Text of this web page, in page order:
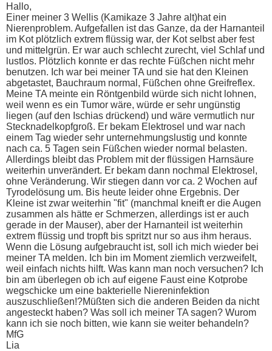
Hallo,
Einer meiner 3 Wellis (Kamikaze 3 Jahre alt)hat ein
Nierenproblem. Aufgefallen ist das Ganze, da der Harnanteil
im Kot plötzlich extrem flüssig war, der Kot selbst aber fest
und mittelgrün. Er war auch schlecht zurecht, viel Schlaf und
lustlos. Plötzlich konnte er das rechte Füßchen nicht mehr
benutzen. Ich war bei meiner TA und sie hat den Kleinen
abgetastet, Bauchraum normal, Füßchen ohne Greifreflex.
Meine TA meinte ein Röntgenbild würde sich nicht lohnen,
weil wenn es ein Tumor wäre, würde er sehr ungünstig
liegen (auf den Ischias drückend) und wäre vermutlich nur
Stecknadelkopfgroß. Er bekam Elektrosel und war nach
einem Tag wieder sehr unternehmungslustig und konnte
nach ca. 5 Tagen sein Füßchen wieder normal belasten.
Allerdings bleibt das Problem mit der flüssigen Harnsäure
weiterhin unverändert. Er bekam dann nochmal Elektrosel,
ohne Veränderung. Wir stiegen dann vor ca. 2 Wochen auf
Tyrodelösung um. Bis heute leider ohne Ergebnis. Der
Kleine ist zwar weiterhin "fit" (manchmal kneift er die Augen
zusammen als hätte er Schmerzen, allerdings ist er auch
gerade in der Mauser), aber der Harnanteil ist weiterhin
extrem flüssig und tropft bis spritzt nur so aus ihm heraus.
Wenn die Lösung aufgebraucht ist, soll ich mich wieder bei
meiner TA melden. Ich bin im Moment ziemlich verzweifelt,
weil einfach nichts hilft. Was kann man noch versuchen? Ich
bin am überlegen ob ich auf eigene Faust eine Kotprobe
wegschicke um eine bakterielle Niereninfektion
auszuschließen!?Müßten sich die anderen Beiden da nicht
angesteckt haben? Was soll ich meiner TA sagen? Wurom
kann ich sie noch bitten, wie kann sie weiter behandeln?
MfG
Lia